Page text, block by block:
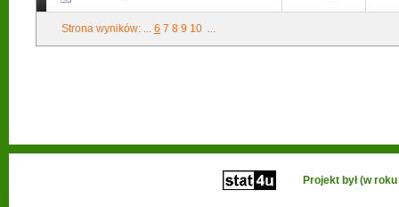
Strona wyników: ... 6 7 8 9 10 ...
Projekt był (w